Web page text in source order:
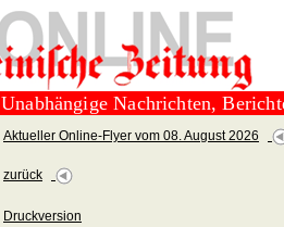
Unabhängige Nachrichten,
Aktueller Online-Flyer vom 08. August 2026
zurück
Druckversion